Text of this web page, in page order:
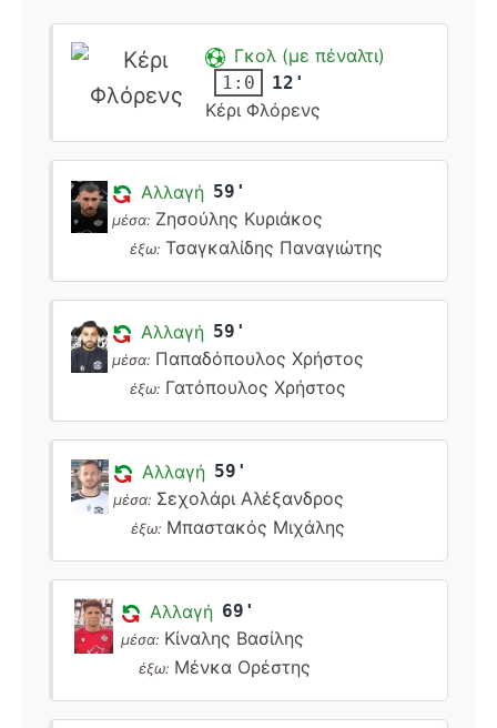
Γκολ (με πέναλτι)
1:0 12'
Κέρι Φλόρενς
Αλλαγή 59'
μέσα: Ζησούλης Κυριάκος
έξω: Τσαγκαλίδης Παναγιώτης
Αλλαγή 59'
μέσα: Παπαδόπουλος Χρήστος
έξω: Γατόπουλος Χρήστος
Αλλαγή 59'
μέσα: Σεχολάρι Αλέξανδρος
έξω: Μπαστακός Μιχάλης
Αλλαγή 69'
μέσα: Κίναλης Βασίλης
έξω: Μένκα Ορέστης